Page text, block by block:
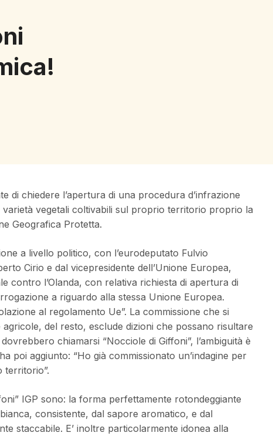
di chiedere l’apertura di una procedura d’infrazione
vegetali coltivabili sul proprio territorio proprio la
Geografica Protetta.
a livello politico, con l’eurodeputato Fulvio
Cirio e dal vicepresidente dell’Unione Europea,
contro l’Olanda, con relativa richiesta di apertura di
a riguardo alla stessa Unione Europea.
al regolamento Ue”. La commissione che si
del resto, esclude dizioni che possano risultare
chiamarsi “Nocciole di Giffoni”, l’ambiguità è
poi aggiunto: “Ho già commissionato un’indagine per
territorio”.
IGP sono: la forma perfettamente rotondeggiante
consistente, dal sapore aromatico, e dal
staccabile. E’ inoltre particolarmente idonea alla